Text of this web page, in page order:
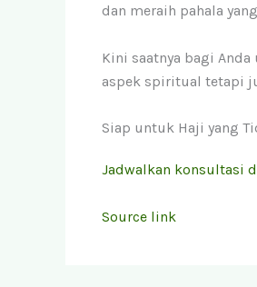
dan meraih pahala
Kini saatnya bagi
aspek spiritual tetapi
Siap untuk Haji yang
Jadwalkan konsultasi
Source link